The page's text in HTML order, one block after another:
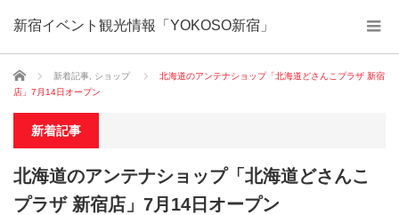
新宿イベント観光情報「YOKOSO新宿」
ホーム 新着記事 ショップ
北海道のアンテナショップ「北海道どさんこプラザ 新宿
店」7月14日オープン
新着記事
北海道のアンテナショップ「北海道どさんこ
プラザ 新宿店」7月14日オープン